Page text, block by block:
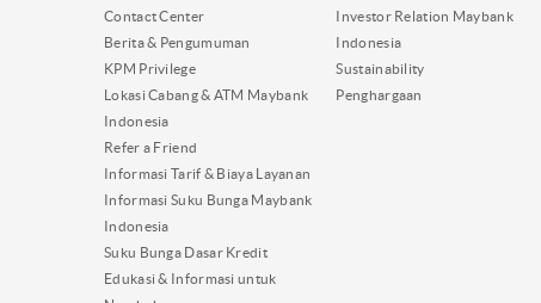
Contact Center
Berita & Pengumuman
KPM Privilege
Lokasi Cabang & ATM Maybank
Indonesia
Refer a Friend
Informasi Tarif & Biaya Layanan
Informasi Suku Bunga Maybank
Indonesia
Suku Bunga Dasar Kredit
Edukasi & Informasi untuk
Investor Relation Maybank
Indonesia
Sustainability
Penghargaan